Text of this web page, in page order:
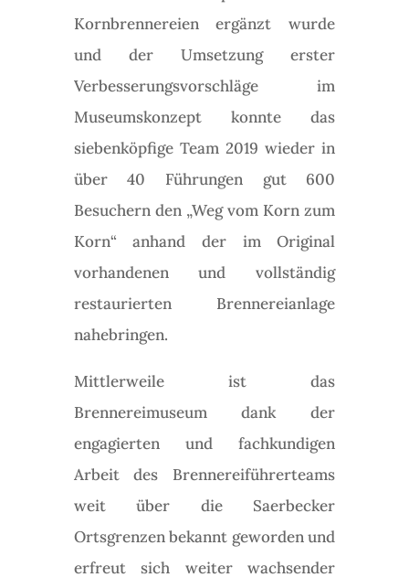
Kornbrennereien ergänzt wurde
und der Umsetzung erster
Verbesserungsvorschläge im
Museumskonzept konnte das
siebenköpfige Team 2019 wieder in
über 40 Führungen gut 600
Besuchern den „Weg vom Korn zum
Korn“ anhand der im Original
vorhandenen und vollständig
restaurierten Brennereianlage
nahebringen.
Mittlerweile ist das
Brennereimuseum dank der
engagierten und fachkundigen
Arbeit des Brennereiführerteams
weit über die Saerbecker
Ortsgrenzen bekannt geworden und
erfreut sich weiter wachsender